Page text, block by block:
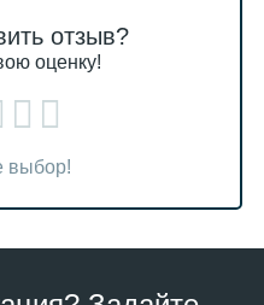
отзыв?
оценку!
выбор!